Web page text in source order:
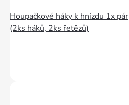
Houpačkové háky k hnízdu 1x pár
(2ks háků, 2ks řetězů)